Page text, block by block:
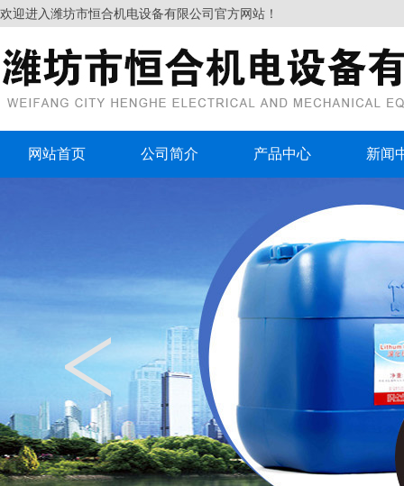
欢迎进入潍坊市恒合机电设备有限公司官方网站！
网站首页 公司简介 产品中心 新闻